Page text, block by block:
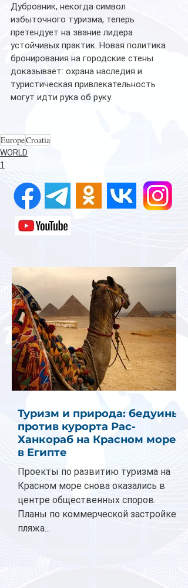
Дубровник, некогда символ
избыточного туризма, теперь
претендует на звание лидера
устойчивых практик. Новая политика
бронирования на городские стены
доказывает: охрана наследия и
туристическая привлекательность
могут идти рука об руку.
EuropeCroatia
WORLD
1
Туризм и природа: бедуины
против курорта Рас-
Ханкораб на Красном море
в Египте
Проекты по развитию туризма на
Красном море снова оказались в
центре общественных споров.
Планы по коммерческой застройке
пляжа...